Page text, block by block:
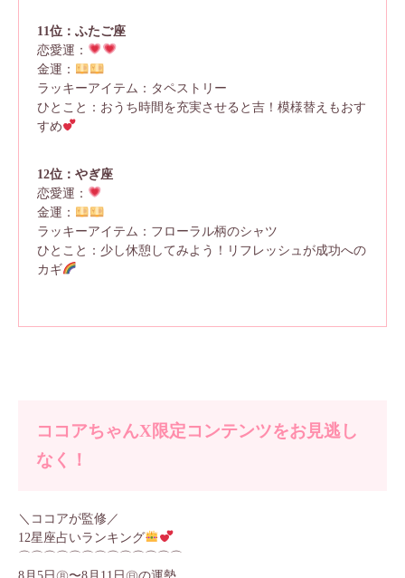
11位：ふたご座
恋愛運：
金運：
ラッキーアイテム：タペストリー
ひとこと：おうち時間を充実させると吉！模様替えもおす
すめ
12位：やぎ座
恋愛運：
金運：
ラッキーアイテム：フローラル柄のシャツ
ひとこと：少し休憩してみよう！リフレッシュが成功への
カギ
ココアちゃんX限定コンテンツをお見逃し
なく！
＼ココアが監修／
12星座占いランキング
⌒⌒⌒⌒⌒⌒⌒⌒⌒⌒⌒⌒⌒
8月5日㊊〜8月11日㊐の運勢